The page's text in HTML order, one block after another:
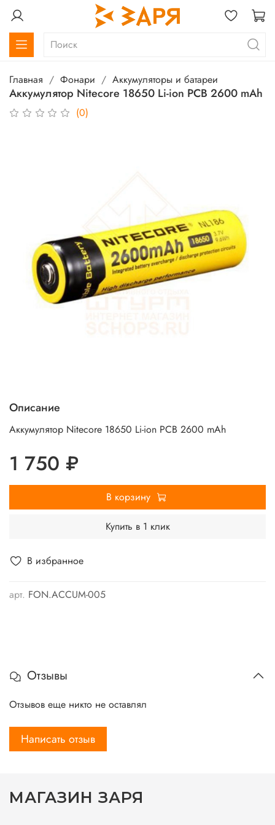
Главная Фонари Аккумуляторы и батареи
Аккумулятор Nitecore 18650 Li-ion PCB 2600 mAh
(0)
В избранное
арт. FON.ACCUM-005
Описание
Аккумулятор Nitecore 18650 Li-ion PCB 2600 mAh
1 750 ₽
В корзину
Купить в 1 клик
Отзывы
Отзывов еще никто не оставлял
Написать отзыв
МАГАЗИН ЗАРЯ